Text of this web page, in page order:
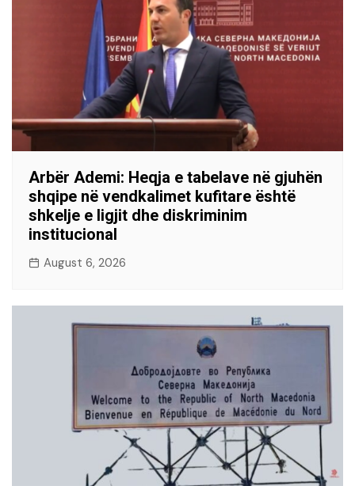
Arbër Ademi: Heqja e tabelave në gjuhën
shqipe në vendkalimet kufitare është
shkelje e ligjit dhe diskriminim
institucional
August 6, 2026